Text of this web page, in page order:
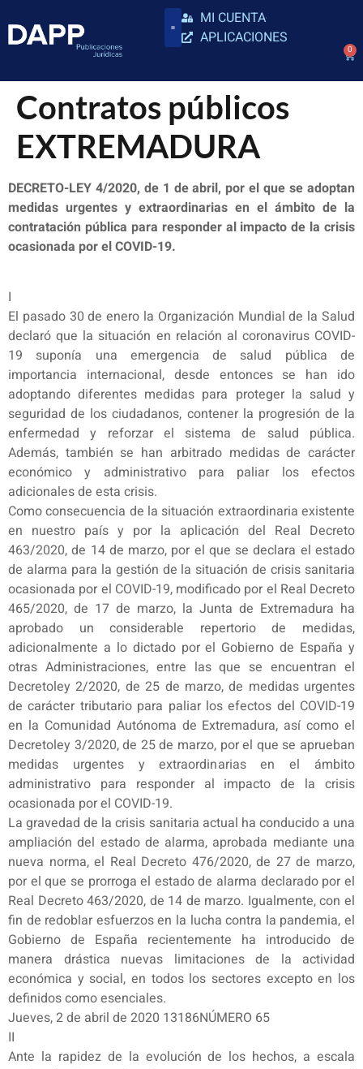
MI CUENTA
APLICACIONES
0
Contratos públicos
EXTREMADURA
DECRETO-LEY 4/2020, de 1 de abril, por el que se adoptan
medidas urgentes y extraordinarias en el ámbito de la
contratación pública para responder al impacto de la crisis
ocasionada por el COVID-19.
I
El pasado 30 de enero la Organización Mundial de la Salud
declaró que la situación en relación al coronavirus COVID-
19 suponía una emergencia de salud pública de
importancia internacional, desde entonces se han ido
adoptando diferentes medidas para proteger la salud y
seguridad de los ciudadanos, contener la progresión de la
enfermedad y reforzar el sistema de salud pública.
Además, también se han arbitrado medidas de carácter
económico y administrativo para paliar los efectos
adicionales de esta crisis.
Como consecuencia de la situación extraordinaria existente
en nuestro país y por la aplicación del Real Decreto
463/2020, de 14 de marzo, por el que se declara el estado
de alarma para la gestión de la situación de crisis sanitaria
ocasionada por el COVID-19, modificado por el Real Decreto
465/2020, de 17 de marzo, la Junta de Extremadura ha
aprobado un considerable repertorio de medidas,
adicionalmente a lo dictado por el Gobierno de España y
otras Administraciones, entre las que se encuentran el
Decretoley 2/2020, de 25 de marzo, de medidas urgentes
de carácter tributario para paliar los efectos del COVID-19
en la Comunidad Autónoma de Extremadura, así como el
Decretoley 3/2020, de 25 de marzo, por el que se aprueban
medidas urgentes y extraordinarias en el ámbito
administrativo para responder al impacto de la crisis
ocasionada por el COVID-19.
La gravedad de la crisis sanitaria actual ha conducido a una
ampliación del estado de alarma, aprobada mediante una
nueva norma, el Real Decreto 476/2020, de 27 de marzo,
por el que se prorroga el estado de alarma declarado por el
Real Decreto 463/2020, de 14 de marzo. Igualmente, con el
fin de redoblar esfuerzos en la lucha contra la pandemia, el
Gobierno de España recientemente ha introducido de
manera drástica nuevas limitaciones de la actividad
económica y social, en todos los sectores excepto en los
definidos como esenciales.
Jueves, 2 de abril de 2020 13186NÚMERO 65
II
Ante la rapidez de la evolución de los hechos, a escala